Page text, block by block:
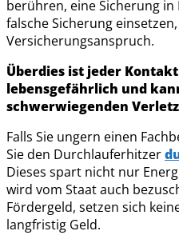
berühren, eine Sicherung
falsche Sicherung
Versicherungsanspruch.
Überdies ist jeder
lebensgefährlich und
schwerwiegenden
Falls Sie ungern einen
Sie den Durchlauferhitzer
Dieses spart nicht nur
wird vom Staat auch
Fördergeld, setzen sich
langfristig Geld.